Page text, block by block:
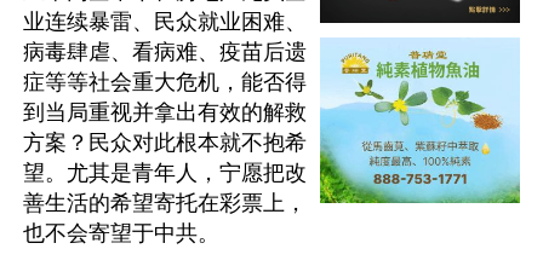
业连续暴雷、民众就业困难、
病毒肆虐、看病难、疫苗后遗
症等等社会重大危机，能否得
到当局重视并拿出有效的解救
方案？民众对此根本就不抱希
望。尤其是青年人，宁愿把改
善生活的希望寄托在彩票上，
也不会寄望于中共。